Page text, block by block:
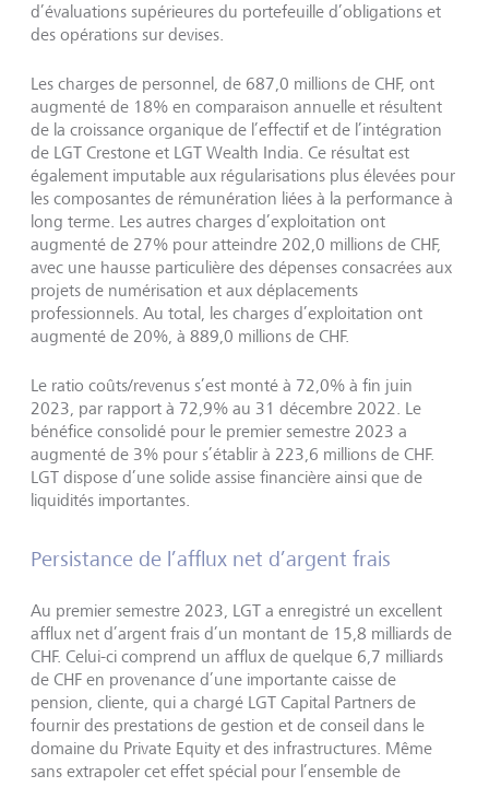
d’évaluations supérieures du portefeuille d’obligations et
des opérations sur devises.
Les charges de personnel, de 687,0 millions de CHF, ont
augmenté de 18% en comparaison annuelle et résultent
de la croissance organique de l’effectif et de l’intégration
de LGT Crestone et LGT Wealth India. Ce résultat est
également imputable aux régularisations plus élevées pour
les composantes de rémunération liées à la performance à
long terme. Les autres charges d’exploitation ont
augmenté de 27% pour atteindre 202,0 millions de CHF,
avec une hausse particulière des dépenses consacrées aux
projets de numérisation et aux déplacements
professionnels. Au total, les charges d’exploitation ont
augmenté de 20%, à 889,0 millions de CHF.
Le ratio coûts/revenus s’est monté à 72,0% à fin juin
2023, par rapport à 72,9% au 31 décembre 2022. Le
bénéfice consolidé pour le premier semestre 2023 a
augmenté de 3% pour s’établir à 223,6 millions de CHF.
LGT dispose d’une solide assise financière ainsi que de
liquidités importantes.
Persistance de l’afflux net d’argent frais
Au premier semestre 2023, LGT a enregistré un excellent
afflux net d’argent frais d’un montant de 15,8 milliards de
CHF. Celui-ci comprend un afflux de quelque 6,7 milliards
de CHF en provenance d’une importante caisse de
pension, cliente, qui a chargé LGT Capital Partners de
fournir des prestations de gestion et de conseil dans le
domaine du Private Equity et des infrastructures. Même
sans extrapoler cet effet spécial pour l’ensemble de